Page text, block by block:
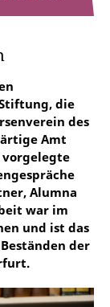
die
des
Amt
vorgelegte
Alumna
war im
und ist das
der